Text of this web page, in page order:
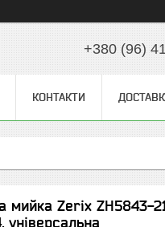
+380 (96)
КОНТАКТИ
мийка Zerix ZH5843-
універсальна